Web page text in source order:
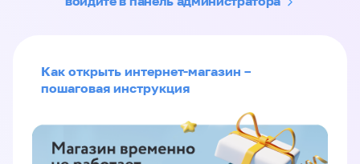
Как открыть интернет-магазин –
пошаговая инструкция